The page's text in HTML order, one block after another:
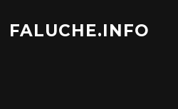
contenu
FALUCHE.INFO